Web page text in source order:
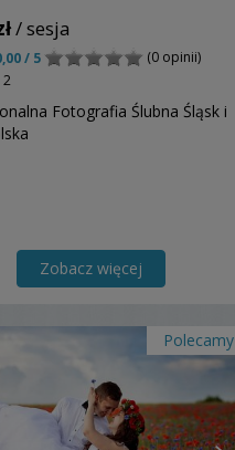
/ sesja
/ 5
(0 opinii)
2
Fotografia Ślubna Śląsk i
Zobacz więcej
Polecamy